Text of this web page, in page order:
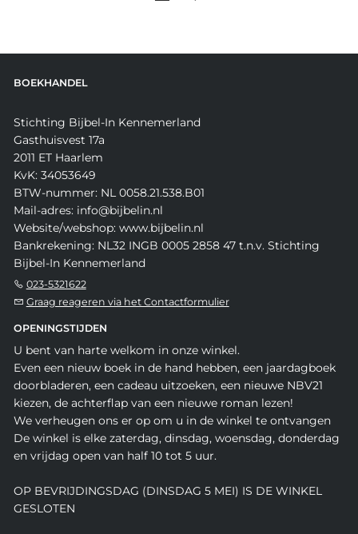
BOEKHANDEL
Stichting Bijbel-In Kennemerland
Gasthuisvest 17a
2011 ET Haarlem
KvK: 34053649
BTW-nummer: NL 0058.21.538.B01
Mail-adres: info@bijbelin.nl
Website/webshop: www.bijbelin.nl
Bankrekening: NL32 INGB 0005 2858 47 t.n.v. Stichting
Bijbel-In Kennemerland
023-5321622
Graag reageren via het Contactformulier
OPENINGSTIJDEN
U bent van harte welkom in onze winkel.
Even een nieuw boek in de hand hebben, een jaardagboek
doorbladeren, een cadeau uitzoeken, een nieuwe NBV21
kiezen, de achterflap van een nieuwe roman lezen!
We verheugen ons er op om u in de winkel te ontvangen
De winkel is elke zaterdag, dinsdag, woensdag, donderdag
en vrijdag open van half 10 tot 5 uur.
OP BEVRIJDINGSDAG (DINSDAG 5 MEI) IS DE WINKEL
GESLOTEN